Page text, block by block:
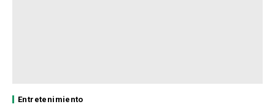
Entretenimiento